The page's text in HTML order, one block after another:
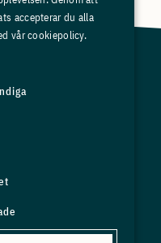
analys
accepterar du alla
vår cookiepolicy.